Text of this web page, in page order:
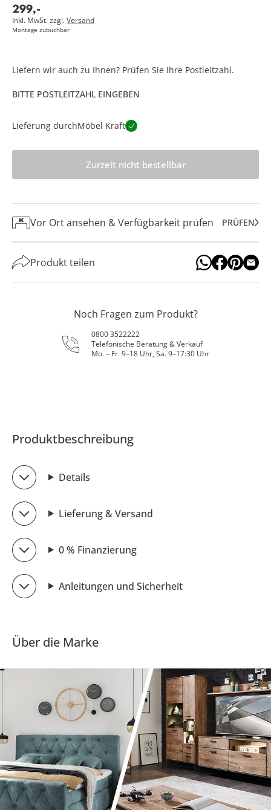
299,-
Inkl. MwSt. zzgl.Versand
Montage zubuchbar
Liefern wir auch zu Ihnen? Prüfen Sie Ihre Postleitzahl.
BITTE POSTLEITZAHL EINGEBEN
Lieferung durchMöbel Kraft
Zurzeit nicht bestellbar
Vor Ort ansehen & Verfügbarkeit prüfen PRÜFEN
Produkt teilen
Noch Fragen zum Produkt?
0800 3522222
Telefonische Beratung & Verkauf
Mo. – Fr. 9–18 Uhr, Sa. 9–17:30 Uhr
Produktbeschreibung
Details
Lieferung & Versand
0 % Finanzierung
Anleitungen und Sicherheit
Über die Marke